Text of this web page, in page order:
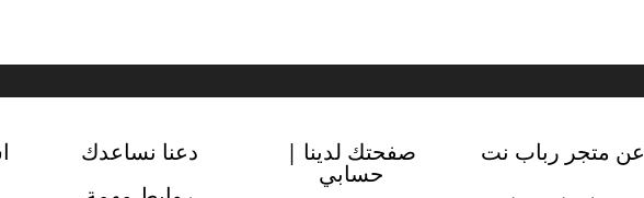
عن متجر رباب نت صفحتك لدينا |
حسابي
دعنا نساعدك